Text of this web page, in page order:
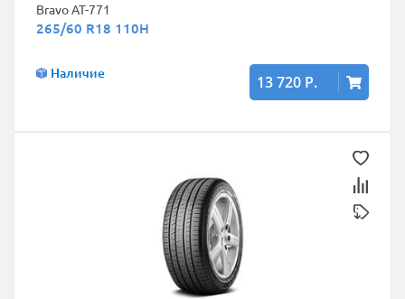
Bravo AT-771
265/60 R18 110H
Наличие 13 720 Р.